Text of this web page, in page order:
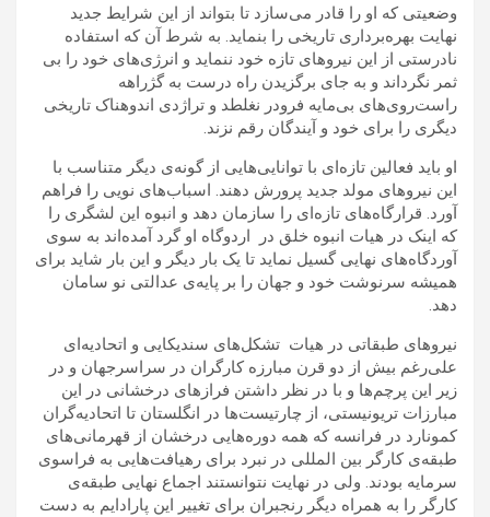
وضعیتی که او را قادر می‌سازد تا بتواند از این شرایط جدید
نهایت بهره‌برداری تاریخی را بنماید. به شرط آن که استفاده
نادرستی از این نیروهای تازه خود ننماید و انرژی‌های خود را بی
ثمر نگرداند و به جای برگزیدن راه درست به گژراهه
راست‌روی‌های بی‌مایه فرودر نغلطد و تراژدی اندوهناک تاریخی
دیگری را برای خود و آیندگان رقم نزند.
او باید فعالین تازه‌ای با توانایی‌هایی از گونه‌ی دیگر متناسب با
این نیروهای مولد جدید پرورش دهند. اسباب‌های نویی را فراهم
آورد. قرارگاه‌های تازه‌ای را سازمان دهد و انبوه این لشگری را
که اینک در هیات انبوه خلق در اردوگاه او گرد آمده‌اند به سوی
آوردگاه‌های نهایی گسیل نماید تا یک بار دیگر و این بار شاید برای
همیشه سرنوشت خود و جهان را بر پایه‌ی عدالتی نو سامان
دهد.
نیروهای طبقاتی در هیات تشکل‌های سندیکایی و اتحادیه‌ای
علی‌رغم بیش از دو قرن مبارزه کارگران در سراسرجهان و در
زیر این پرچم‌ها و با در نظر داشتن فرازهای درخشانی در این
مبارزات تریونیستی، از چارتیست‌ها در انگلستان تا اتحادیه‌گران
کمونارد در فرانسه که همه دوره‌هایی درخشان از قهرمانی‌های
طبقه‌ی کارگر بین المللی در نبرد برای رهیافت‌هایی به فراسوی
سرمایه بودند. ولی در نهایت نتوانستند اجماع نهایی طبقه‌ی
کارگر را به همراه دیگر رنجبران برای تغییر این پارادایم به دست